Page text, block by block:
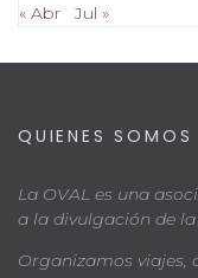
« Abr Jul »
QUIENES SOMOS
La OVAL es una
a la divulgación de
Organizamos viajes,